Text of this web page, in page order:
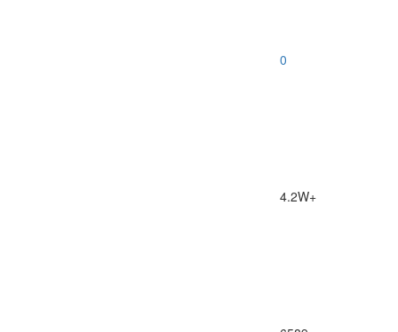
0
4.2W+